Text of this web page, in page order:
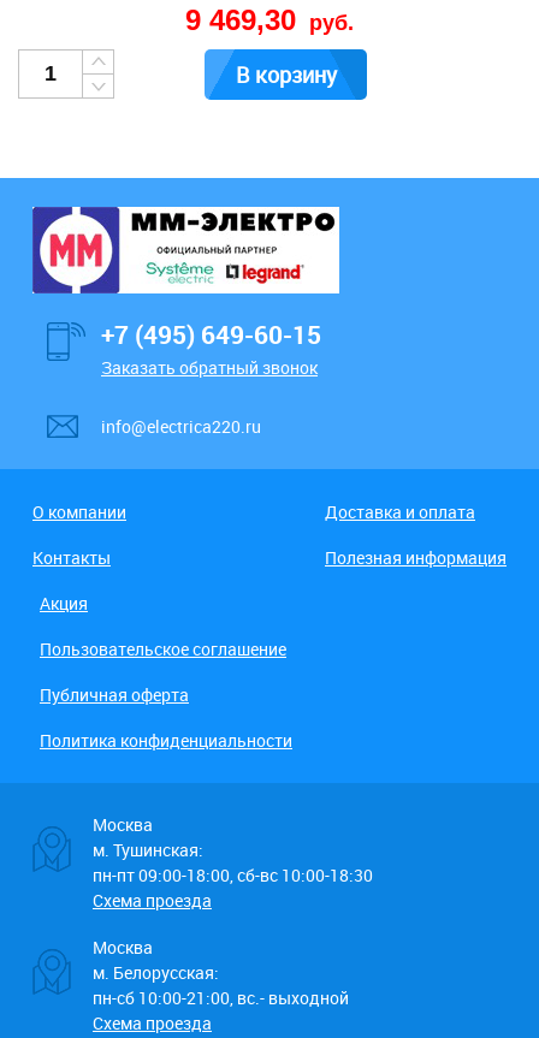
9 469,30 руб.
В корзину
+7 (495) 649-60-15
Заказать обратный звонок
info@electrica220.ru
О компании
Доставка и оплата
Контакты
Полезная информация
Акция
Пользовательское соглашение
Публичная оферта
Политика конфиденциальности
Москва
м. Тушинская:
пн-пт 09:00-18:00, сб-вс 10:00-18:30
Схема проезда
Москва
м. Белорусская:
пн-сб 10:00-21:00, вс.- выходной
Схема проезда